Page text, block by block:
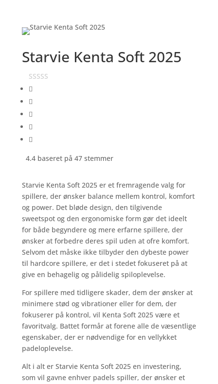
Starvie Kenta Soft 2025
4.4 baseret på 47 stemmer
Starvie Kenta Soft 2025 er et fremragende valg for
spillere, der ønsker balance mellem kontrol, komfort
og power. Det bløde design, den tilgivende
sweetspot og den ergonomiske form gør det ideelt
for både begyndere og mere erfarne spillere, der
ønsker at forbedre deres spil uden at ofre komfort.
Selvom det måske ikke tilbyder den dybeste power
til hardcore spillere, er det i stedet fokuseret på at
give en behagelig og pålidelig spiloplevelse.
For spillere med tidligere skader, dem der ønsker at
minimere stød og vibrationer eller for dem, der
fokuserer på kontrol, vil Kenta Soft 2025 være et
favoritvalg. Battet formår at forene alle de væsentlige
egenskaber, der er nødvendige for en vellykket
padeloplevelse.
Alt i alt er Starvie Kenta Soft 2025 en investering,
som vil gavne enhver padels spiller, der ønsker et